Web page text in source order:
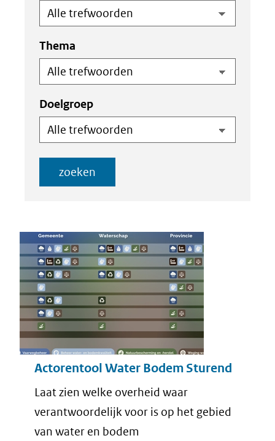
Thema
Doelgroep
zoeken
Resultaten
Actorentool Water Bodem Sturend
Laat zien welke overheid waar
verantwoordelijk voor is op het gebied
van water en bodem